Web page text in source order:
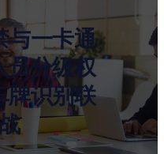
与一卡通
员分级权
牌识别联